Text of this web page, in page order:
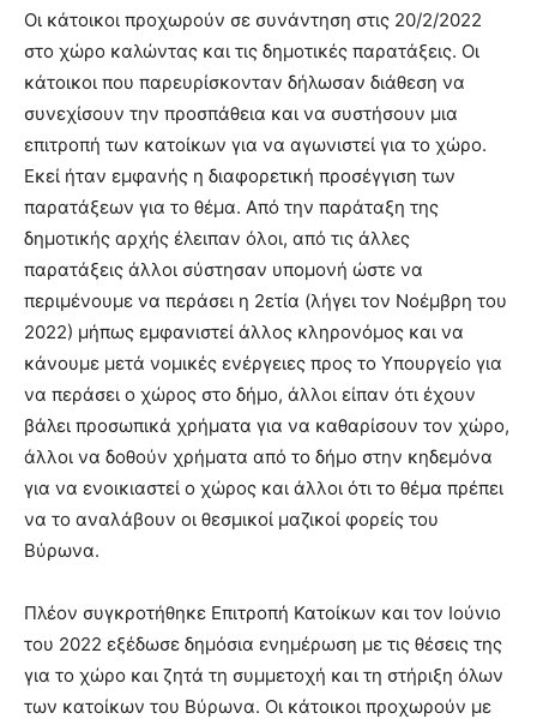
Οι κάτοικοι προχωρούν σε συνάντηση στις 20/2/2022
στο χώρο καλώντας και τις δημοτικές παρατάξεις. Οι
κάτοικοι που παρευρίσκονταν δήλωσαν διάθεση να
συνεχίσουν την προσπάθεια και να συστήσουν μια
επιτροπή των κατοίκων για να αγωνιστεί για το χώρο.
Εκεί ήταν εμφανής η διαφορετική προσέγγιση των
παρατάξεων για το θέμα. Από την παράταξη της
δημοτικής αρχής έλειπαν όλοι, από τις άλλες
παρατάξεις άλλοι σύστησαν υπομονή ώστε να
περιμένουμε να περάσει η 2ετία (λήγει τον Νοέμβρη του
2022) μήπως εμφανιστεί άλλος κληρονόμος και να
κάνουμε μετά νομικές ενέργειες προς το Υπουργείο για
να περάσει ο χώρος στο δήμο, άλλοι είπαν ότι έχουν
βάλει προσωπικά χρήματα για να καθαρίσουν τον χώρο,
άλλοι να δοθούν χρήματα από το δήμο στην κηδεμόνα
για να ενοικιαστεί ο χώρος και άλλοι ότι το θέμα πρέπει
να το αναλάβουν οι θεσμικοί μαζικοί φορείς του
Βύρωνα.
Πλέον συγκροτήθηκε Επιτροπή Κατοίκων και τον Ιούνιο
του 2022 εξέδωσε δημόσια ενημέρωση με τις θέσεις της
για το χώρο και ζητά τη συμμετοχή και τη στήριξη όλων
των κατοίκων του Βύρωνα. Οι κάτοικοι προχωρούν με